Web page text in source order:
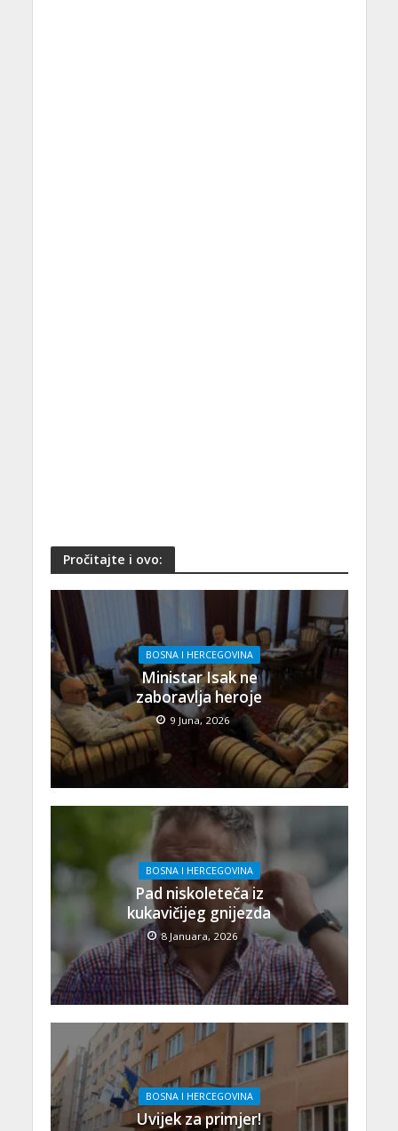
Pročitajte i ovo:
BOSNA I HERCEGOVINA
Ministar Isak ne
zaboravlja heroje
9 Juna, 2026
BOSNA I HERCEGOVINA
Pad niskoleteča iz
kukavičijeg gnijezda
8 Januara, 2026
BOSNA I HERCEGOVINA
Uvijek za primjer!